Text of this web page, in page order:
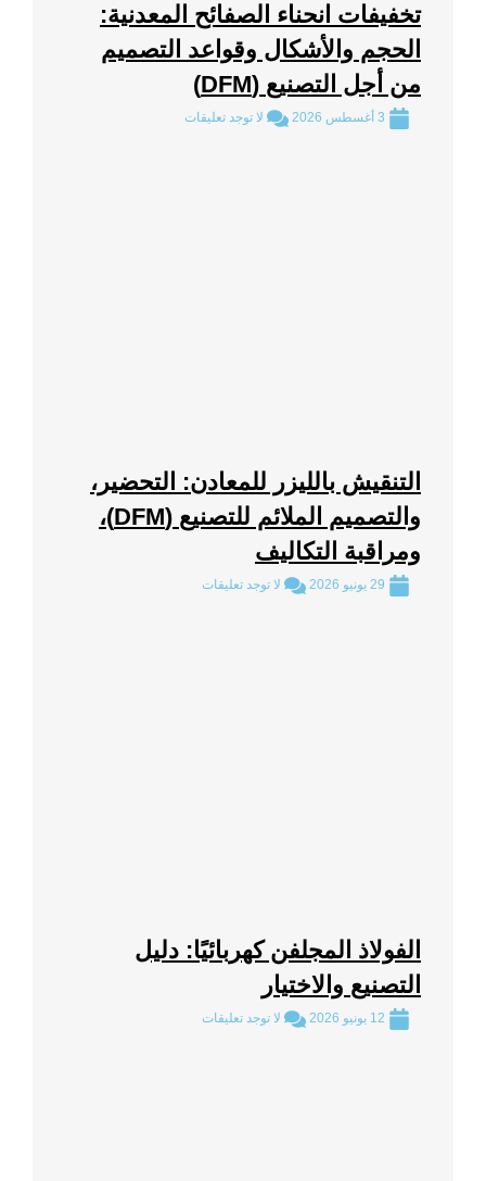
تخفيفات انحناء الصفائح المعدنية:
الحجم والأشكال وقواعد التصميم
من أجل التصنيع (DFM)
لا توجد تعليقات
التنقيش بالليزر للمعادن: التحضير،
والتصميم الملائم للتصنيع (DFM)،
ومراقبة التكاليف
لا توجد تعليقات
الفولاذ المجلفن كهربائيًا: دليل
التصنيع والاختيار
لا توجد تعليقات